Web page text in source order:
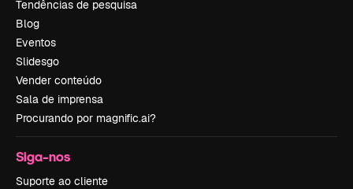
Tendências de pesquisa
Blog
Eventos
Slidesgo
Vender conteúdo
Sala de imprensa
Procurando por magnific.ai?
Siga-nos
Suporte ao cliente